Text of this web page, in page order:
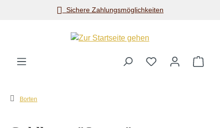
Zum Hauptinhalt springenSichere Zahlungsmöglichkeiten
Borten